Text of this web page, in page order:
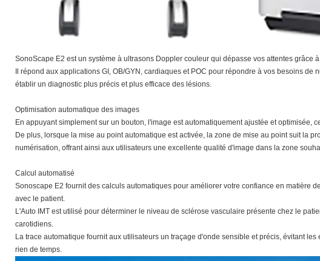
SonoScape E2 est un système à ultrasons Doppler couleur qui dépasse vos attentes grâce
Il répond aux applications GI, OB/GYN, cardiaques et POC pour répondre à vos besoins
établir un diagnostic plus précis et plus efficace des lésions.
Optimisation automatique des images
En appuyant simplement sur un bouton, l'image est automatiquement ajustée et optimisée,
De plus, lorsque la mise au point automatique est activée, la zone de mise au point suit la
numérisation, offrant ainsi aux utilisateurs une excellente qualité d'image dans la zone
Calcul automatisé
Sonoscape E2 fournit des calculs automatiques pour améliorer votre confiance en matière
avec le patient.
L'Auto IMT est utilisé pour déterminer le niveau de sclérose vasculaire présente chez le
carotidiens.
La trace automatique fournit aux utilisateurs un traçage d'onde sensible et précis, évitant
rien de temps.